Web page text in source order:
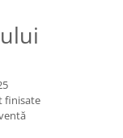
finisate